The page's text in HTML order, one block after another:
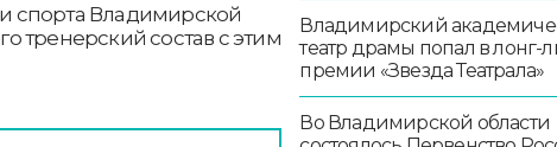
спорта Владимирской
тренерский состав с этим
Владимирский
театр драмы попал в лонг-
премии «Звезда Театрала»
Во Владимирской области